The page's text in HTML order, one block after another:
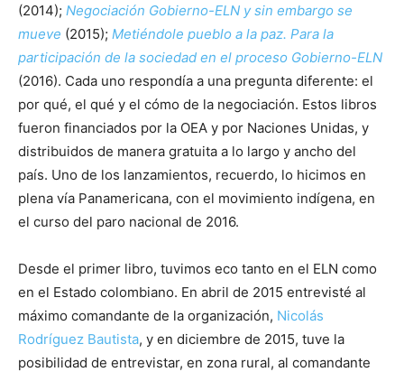
(2014); Negociación Gobierno-ELN y sin embargo se
mueve (2015); Metiéndole pueblo a la paz. Para la
participación de la sociedad en el proceso Gobierno-ELN
(2016). Cada uno respondía a una pregunta diferente: el
por qué, el qué y el cómo de la negociación. Estos libros
fueron financiados por la OEA y por Naciones Unidas, y
distribuidos de manera gratuita a lo largo y ancho del
país. Uno de los lanzamientos, recuerdo, lo hicimos en
plena vía Panamericana, con el movimiento indígena, en
el curso del paro nacional de 2016.
Desde el primer libro, tuvimos eco tanto en el ELN como
en el Estado colombiano. En abril de 2015 entrevisté al
máximo comandante de la organización, Nicolás
Rodríguez Bautista, y en diciembre de 2015, tuve la
posibilidad de entrevistar, en zona rural, al comandante